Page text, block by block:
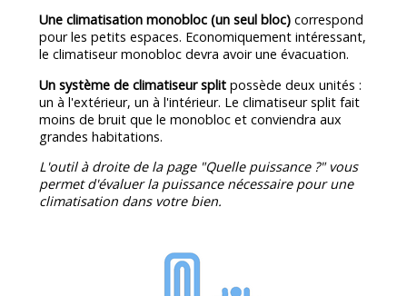
Une climatisation monobloc (un seul bloc) correspond
pour les petits espaces. Economiquement intéressant,
le climatiseur monobloc devra avoir une évacuation.
Un système de climatiseur split possède deux unités :
un à l'extérieur, un à l'intérieur. Le climatiseur split fait
moins de bruit que le monobloc et conviendra aux
grandes habitations.
L'outil à droite de la page "Quelle puissance ?" vous
permet d'évaluer la puissance nécessaire pour une
climatisation dans votre bien.